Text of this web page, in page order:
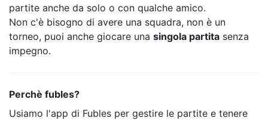
partite anche da solo o con qualche amico.
Non c'è bisogno di avere una squadra, non è un
torneo, puoi anche giocare una singola partita senza
impegno.
Perchè fubles?
Usiamo l'app di Fubles per gestire le partite e tenere